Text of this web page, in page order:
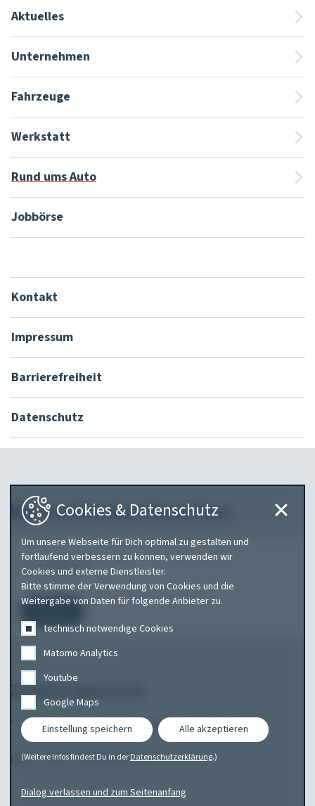
Aktuelles
Unternehmen
Fahrzeuge
Werkstatt
Rund ums Auto
Jobbörse
Kontakt
Impressum
Barrierefreiheit
Datenschutz
Webseite durchsuchen
Was
suchen
Sie?
Zuletzt gesucht
abt am amarok audi audi a1
tele
test
vw was mit autos
Cookies & Datenschutz
Um unsere Webseite für Dich optimal zu gestalten und
fortlaufend verbessern zu können, verwenden wir
Cookies und externe Dienstleister.
Bitte stimme der Verwendung von Cookies und die
Weitergabe von Daten für folgende Anbieter zu.
technisch notwendige Cookies
Matomo Analytics
Youtube
Google Maps
Einstellung speichern
Alle akzeptieren
(Weitere Infos findest Du in derDatenschutzerklärung.)
Dialog verlassen und zum Seitenanfang